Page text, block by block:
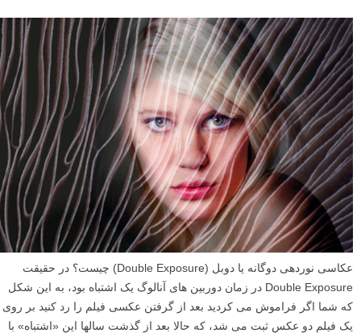
عکاسی نوردهی دوگانه یا دوبل (Double Exposure) چیست؟ در حقیقت
Double Exposure در زمان دوربین های آنالوگ یک اشتباه بود، به این شکل
که شما اگر فراموش می کردید بعد از گرفتن عکسی فیلم را رد کنید بر روی
یک فیلم دو عکس ثبت می شد، که حالا بعد از گذشت سالها این «اشتباه» با